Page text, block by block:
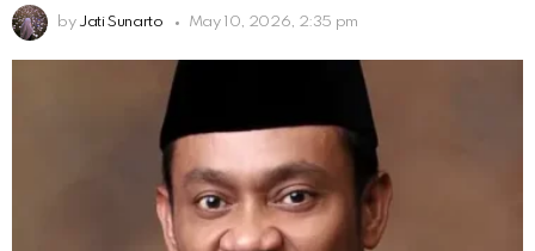
by Jati Sunarto May 10, 2026, 2:35 pm